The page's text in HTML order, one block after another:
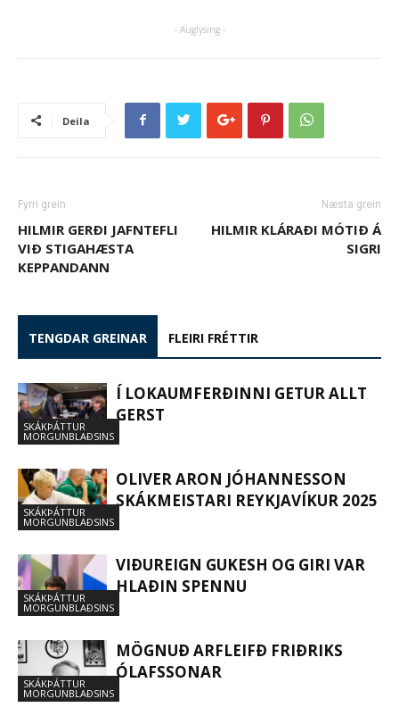
- Auglýsing -
Deila
Fyrri grein
HILMIR GERÐI JAFNTEFLI
VIÐ STIGAHÆSTA
KEPPANDANN
Næsta grein
HILMIR KLÁRAÐI MÓTIÐ Á
SIGRI
TENGDAR GREINAR FLEIRI FRÉTTIR
SKÁKÞÁTTUR
MORGUNBLAÐSINS
Í LOKAUMFERÐINNI GETUR ALLT
GERST
SKÁKÞÁTTUR
MORGUNBLAÐSINS
OLIVER ARON JÓHANNESSON
SKÁKMEISTARI REYKJAVÍKUR 2025
SKÁKÞÁTTUR
MORGUNBLAÐSINS
VIÐUREIGN GUKESH OG GIRI VAR
HLAÐIN SPENNU
SKÁKÞÁTTUR
MORGUNBLAÐSINS
MÖGNUÐ ARFLEIFÐ FRIÐRIKS
ÓLAFSSONAR